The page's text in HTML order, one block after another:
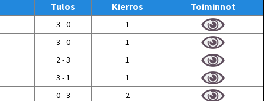
Tulos Kierros Toiminnot
3 - 0
1
3 - 0
1
2 - 3
1
3 - 1
1
0 - 3
2